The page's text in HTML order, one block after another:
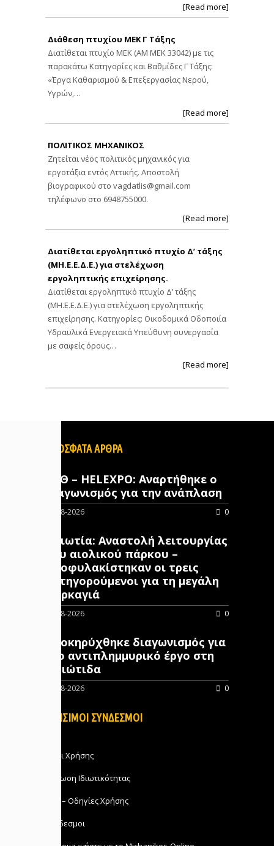
[Read more]
Διάθεση πτυχίου ΜΕΚ Γ Τάξης
Διατίθεται πτυχίο ΜΕΚ (ΑΜ ΜΕΚ 33042) με τις
παρακάτω Κατηγορίες και Βαθμίδες Γ Τάξης:
«Έργα Καθαρισμού & Επεξεργασίας Νερού,
Υγρών,…
[Read more]
ΠΟΛΙΤΙΚΟΣ ΜΗΧΑΝΙΚΟΣ
Ζητείται νέος πολιτικός μηχανικός για
εργοτάξια εντός Αττικής. Αποστολή
βιογραφικού στο vagdatlis@gmail.com
τηλέφωνο στο 6948755000.
[Read more]
Διατίθεται εργοληπτικό πτυχίο Δ’ τάξης
(ΜΗ.Ε.Ε.Δ.Ε.) για στελέχωση
εργοληπτικής επιχείρησης.
Διατίθεται εργοληπτικό πτυχίο Δ’ τάξης
(ΜΗ.Ε.Ε.Δ.Ε.) για στελέχωση εργοληπτικής
επιχείρησης. Κατηγορίες: Οικοδομικά Οδοποιία
Υδραυλικά Ενεργειακά Υπεύθυνη συνεργασία
με σαφείς όρους…
[Read more]
ΠΡΟΣΦΑΤΑ ΑΡΘΡΑ
ΔΕΘ – HELEXPO: Αναρτήθηκε ο
διαγωνισμός για την ανάπλαση
07-08-2026 0
Βοιωτία: Αναστολή λειτουργίας
του αιολικού πάρκου –
Προφυλακίστηκαν οι τρεις
κατηγορούμενοι για τη μεγάλη
πυρκαγιά
07-08-2026 0
Προκηρύχθηκε διαγωνισμός για
νέo αντιπλημμυρικό έργο στη
Φθιώτιδα
07-08-2026 0
ΧΡΗΣΙΜΟΙ ΣΥΝΔΕΣΜΟΙ
Όροι Χρήσης
Δήλωση Ιδιωτικότητας
FAQ – Οδηγίες Χρήσης
Σύνδεσμοι